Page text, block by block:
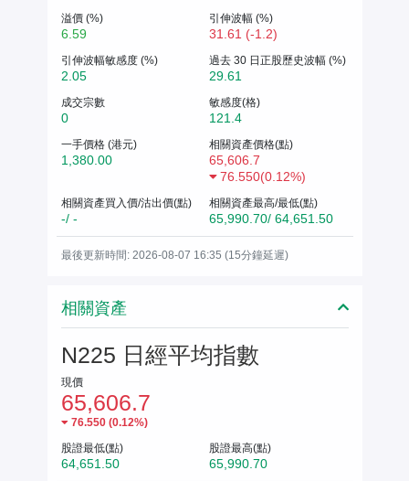
溢價 (%)
6.59
引伸波幅 (%)
31.61 (-1.2)
引伸波幅敏感度 (%)
2.05
過去 30 日正股歷史波幅 (%)
29.61
成交宗數
0
敏感度(格)
121.4
一手價格 (港元)
1,380.00
相關資產價格(點)
65,606.7
76.550(0.12%)
相關資產買入價/沽出價(點)
-/ -
相關資產最高/最低(點)
65,990.70/ 64,651.50
最後更新時間: 2026-08-07 16:35 (15分鐘延遲)
相關資產
N225 日經平均指數
現價
65,606.7
76.550(0.12%)
股證最低(點)
64,651.50
股證最高(點)
65,990.70